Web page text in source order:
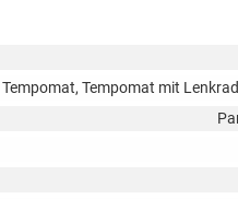
Tempomat, Tempomat mit